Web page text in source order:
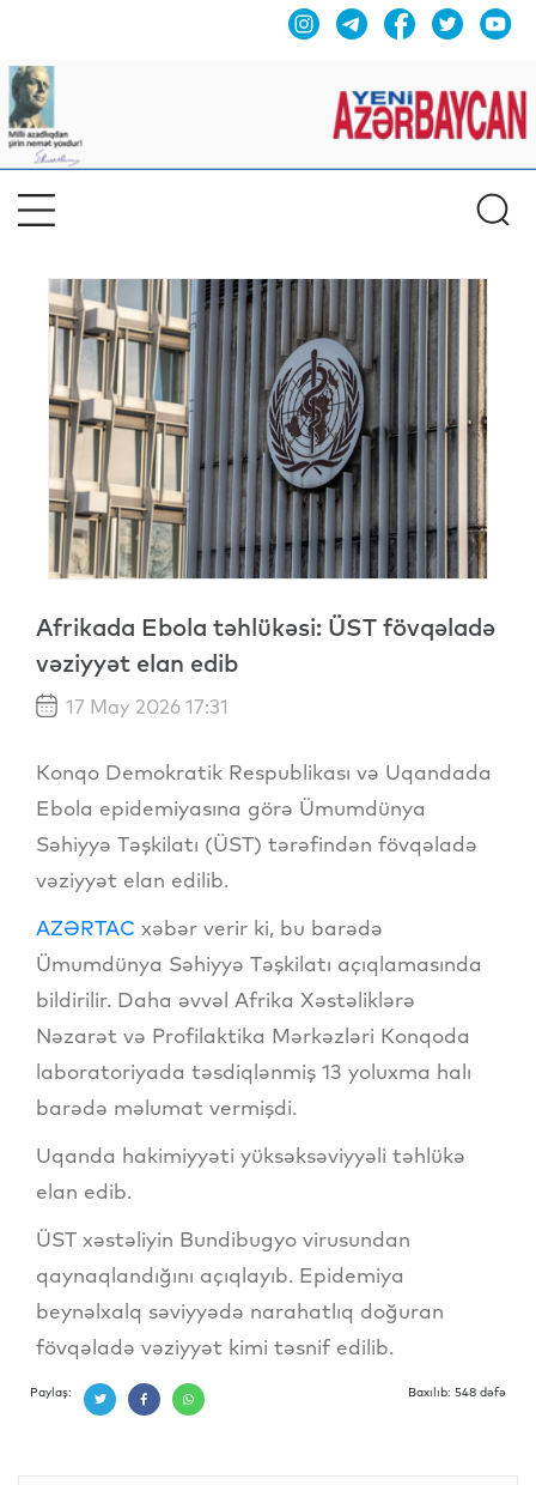
Afrikada Ebola təhlükəsi: ÜST fövqəladə
vəziyyət elan edib
17 May 2026 17:31
Konqo Demokratik Respublikası və Uqandada
Ebola epidemiyasına görə Ümumdünya
Səhiyyə Təşkilatı (ÜST) tərəfindən fövqəladə
vəziyyət elan edilib.
AZƏRTAC xəbər verir ki, bu barədə
Ümumdünya Səhiyyə Təşkilatı açıqlamasında
bildirilir. Daha əvvəl Afrika Xəstəliklərə
Nəzarət və Profilaktika Mərkəzləri Konqoda
laboratoriyada təsdiqlənmiş 13 yoluxma halı
barədə məlumat vermişdi.
Uqanda hakimiyyəti yüksəksəviyyəli təhlükə
elan edib.
ÜST xəstəliyin Bundibugyo virusundan
qaynaqlandığını açıqlayıb. Epidemiya
beynəlxalq səviyyədə narahatlıq doğuran
fövqəladə vəziyyət kimi təsnif edilib.
Paylaş: Baxılıb: 548 dəfə